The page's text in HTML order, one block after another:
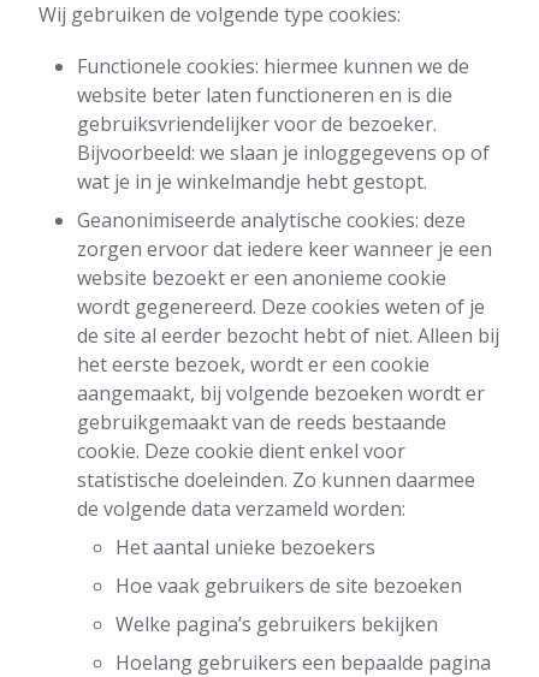
Wij gebruiken de volgende type cookies:
Functionele cookies: hiermee kunnen we de
website beter laten functioneren en is die
gebruiksvriendelijker voor de bezoeker.
Bijvoorbeeld: we slaan je inloggegevens op of
wat je in je winkelmandje hebt gestopt.
Geanonimiseerde analytische cookies: deze
zorgen ervoor dat iedere keer wanneer je een
website bezoekt er een anonieme cookie
wordt gegenereerd. Deze cookies weten of je
de site al eerder bezocht hebt of niet. Alleen bij
het eerste bezoek, wordt er een cookie
aangemaakt, bij volgende bezoeken wordt er
gebruikgemaakt van de reeds bestaande
cookie. Deze cookie dient enkel voor
statistische doeleinden. Zo kunnen daarmee
de volgende data verzameld worden:
Het aantal unieke bezoekers
Hoe vaak gebruikers de site bezoeken
Welke pagina’s gebruikers bekijken
Hoelang gebruikers een bepaalde pagina